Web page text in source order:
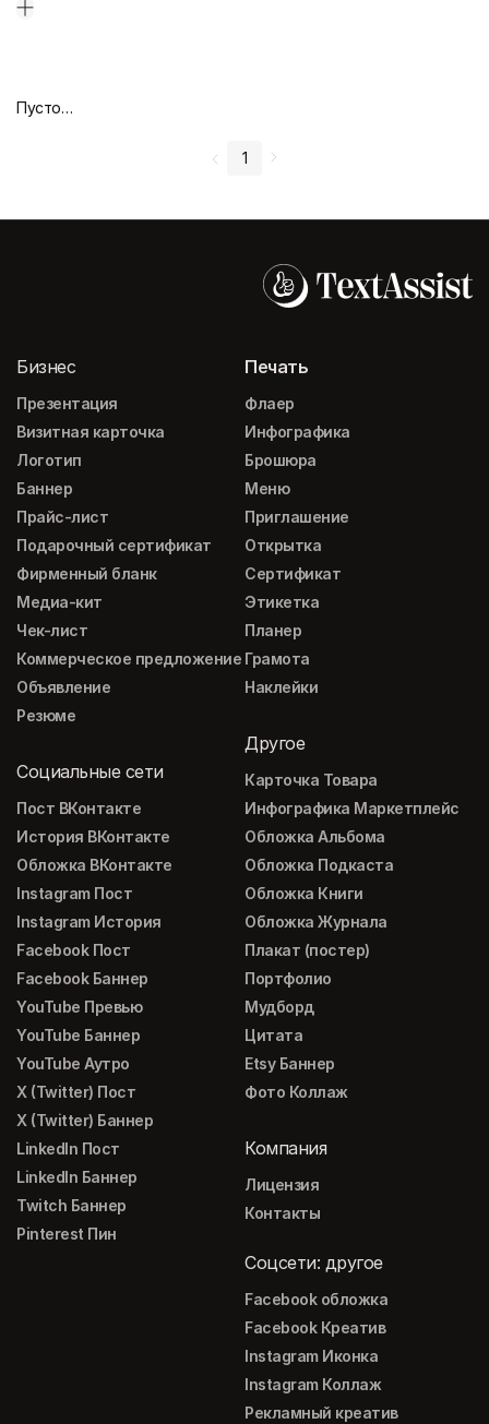
Пустой дизайн-макет
1
Бизнес
Презентация
Визитная карточка
Логотип
Баннер
Прайс-лист
Подарочный сертификат
Фирменный бланк
Медиа-кит
Чек-лист
Коммерческое предложение
Объявление
Резюме
Социальные сети
Пост ВКонтакте
История ВКонтакте
Обложка ВКонтакте
Instagram Пост
Instagram История
Facebook Пост
Facebook Баннер
YouTube Превью
YouTube Баннер
YouTube Аутро
X (Twitter) Пост
X (Twitter) Баннер
LinkedIn Пост
LinkedIn Баннер
Twitch Баннер
Pinterest Пин
Печать
Флаер
Инфографика
Брошюра
Меню
Приглашение
Открытка
Сертификат
Этикетка
Планер
Грамота
Наклейки
Другое
Карточка Товара
Инфографика Маркетплейс
Обложка Альбома
Обложка Подкаста
Обложка Книги
Обложка Журнала
Плакат (постер)
Портфолио
Мудборд
Цитата
Etsy Баннер
Фото Коллаж
Компания
Лицензия
Контакты
Соцсети: другое
Facebook обложка
Facebook Креатив
Instagram Иконка
Instagram Коллаж
Рекламный креатив